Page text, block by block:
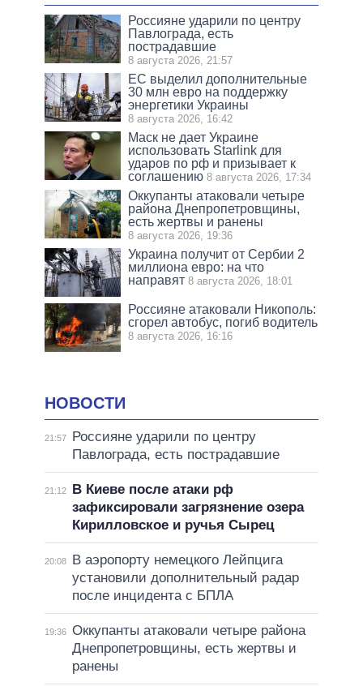
Россияне ударили по центру
Павлограда, есть
пострадавшие
8 августа 2026, 21:57
ЕС выделил дополнительные
30 млн евро на поддержку
энергетики Украины
8 августа 2026, 16:42
Маск не дает Украине
использовать Starlink для
ударов по рф и призывает к
соглашению 8 августа 2026, 17:34
Оккупанты атаковали четыре
района Днепропетровщины,
есть жертвы и ранены
8 августа 2026, 19:36
Украина получит от Сербии 2
миллиона евро: на что
направят 8 августа 2026, 18:01
Россияне атаковали Никополь:
сгорел автобус, погиб водитель
8 августа 2026, 16:16
НОВОСТИ
21:57
Россияне ударили по центру
Павлограда, есть пострадавшие
21:12
В Киеве после атаки рф
зафиксировали загрязнение озера
Кирилловское и ручья Сырец
20:08
В аэропорту немецкого Лейпцига
установили дополнительный радар
после инцидента с БПЛА
19:36 Оккупанты атаковали четыре района
Днепропетровщины, есть жертвы и
ранены